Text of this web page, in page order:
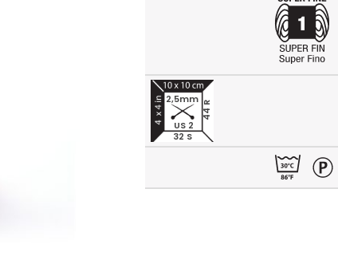
32 S
44 R
2,5mm
US 2